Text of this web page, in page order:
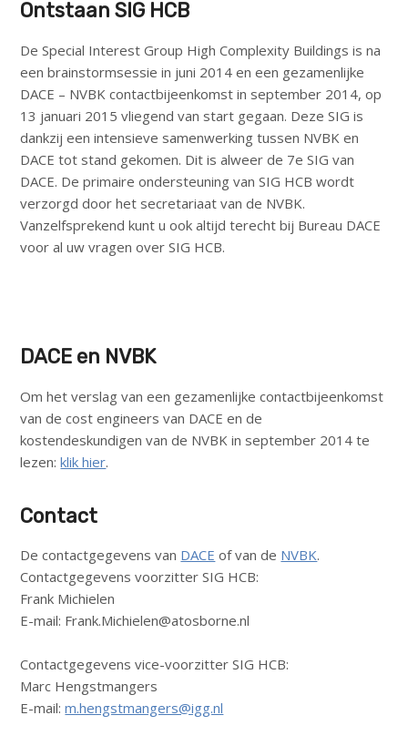
Ontstaan SIG HCB
De Special Interest Group High Complexity Buildings is na
een brainstormsessie in juni 2014 en een gezamenlijke
DACE – NVBK contactbijeenkomst in september 2014, op
13 januari 2015 vliegend van start gegaan. Deze SIG is
dankzij een intensieve samenwerking tussen NVBK en
DACE tot stand gekomen. Dit is alweer de 7e SIG van
DACE. De primaire ondersteuning van SIG HCB wordt
verzorgd door het secretariaat van de NVBK.
Vanzelfsprekend kunt u ook altijd terecht bij Bureau DACE
voor al uw vragen over SIG HCB.
DACE en NVBK
Om het verslag van een gezamenlijke contactbijeenkomst
van de cost engineers van DACE en de
kostendeskundigen van de NVBK in september 2014 te
lezen:klik hier.
Contact
De contactgegevens van DACE of van de NVBK.
Contactgegevens voorzitter SIG HCB:
Frank Michielen
E-mail: Frank.Michielen@atosborne.nl
Contactgegevens vice-voorzitter SIG HCB:
Marc Hengstmangers
E-mail:m.hengstmangers@igg.nl